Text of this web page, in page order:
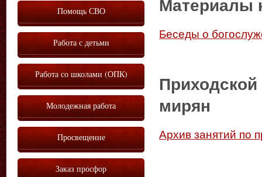
Материалы
Беседы о
Приходской
мирян
Архив занятий по
Помощь СВО
Работа с детьми
Работа со школами (ОПК)
Молодежная работа
Просвещение
Заказ просфор